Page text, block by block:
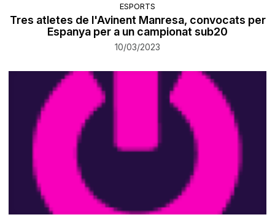
ESPORTS
Tres atletes de l'Avinent Manresa, convocats per
Espanya per a un campionat sub20
10/03/2023